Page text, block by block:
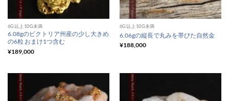
6G以上10G未満
6.08gのビクトリア州産の少し大きめ
の6粒 おまけ1つ含む
¥189,000
6G以上10G未満
6.06gの縦長で丸みを帯びた自然金
¥188,000